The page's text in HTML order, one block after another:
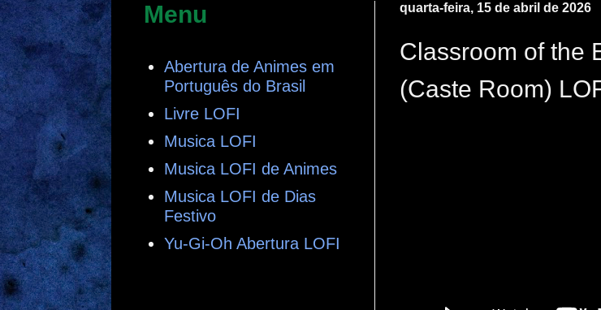
quarta-feira, 15 de abril de 2026
Classroom of the
(Caste Room)
Menu
Abertura de Animes em
Português do Brasil
Livre LOFI
Musica LOFI
Musica LOFI de Animes
Musica LOFI de Dias
Festivo
Yu-Gi-Oh Abertura LOFI